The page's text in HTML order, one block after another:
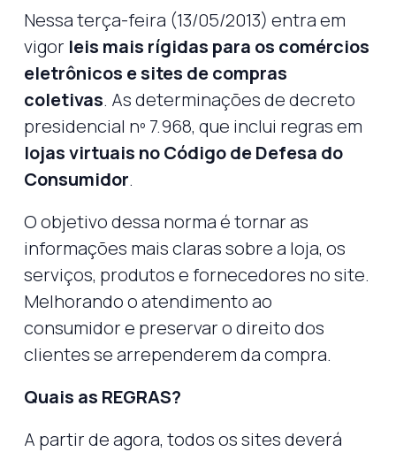
Nessa terça-feira (13/05/2013) entra em
vigor leis mais rígidas para os comércios
eletrônicos e sites de compras
coletivas. As determinações de decreto
presidencial nº 7.968, que inclui regras em
lojas virtuais no Código de Defesa do
Consumidor.
O objetivo dessa norma é tornar as
informações mais claras sobre a loja, os
serviços, produtos e fornecedores no site.
Melhorando o atendimento ao
consumidor e preservar o direito dos
clientes se arrependerem da compra.
Quais as REGRAS?
A partir de agora, todos os sites deverá